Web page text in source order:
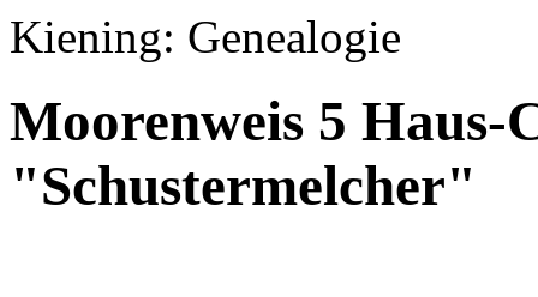
Kiening: Genealogie
Moorenweis 5 Haus-
"Schustermelcher"